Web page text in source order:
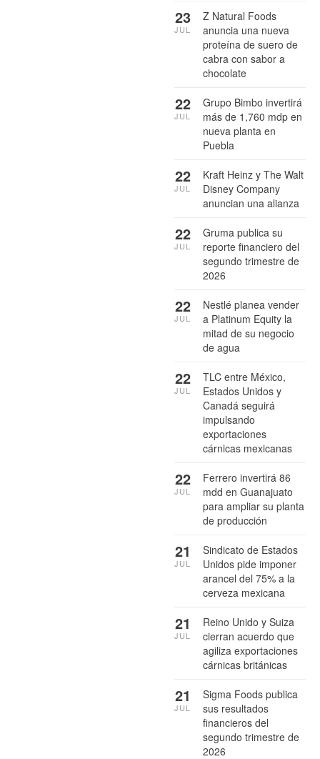
Z Natural Foods
anuncia una nueva
proteína de suero de
cabra con sabor a
chocolate
23
JUL
Grupo Bimbo invertirá
más de 1,760 mdp en
nueva planta en
Puebla
22
JUL
Kraft Heinz y The Walt
Disney Company
anuncian una alianza
22
JUL
Gruma publica su
reporte financiero del
segundo trimestre de
2026
22
JUL
Nestlé planea vender
a Platinum Equity la
mitad de su negocio
de agua
22
JUL
TLC entre México,
Estados Unidos y
Canadá seguirá
impulsando
exportaciones
cárnicas mexicanas
22
JUL
Ferrero invertirá 86
mdd en Guanajuato
para ampliar su planta
de producción
22
JUL
Sindicato de Estados
Unidos pide imponer
arancel del 75% a la
cerveza mexicana
21
JUL
Reino Unido y Suiza
cierran acuerdo que
agiliza exportaciones
cárnicas británicas
21
JUL
Sigma Foods publica
sus resultados
financieros del
segundo trimestre de
2026
21
JUL